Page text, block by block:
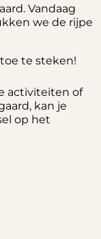
Vandaag
we de rijpe
te steken!
activiteiten of
kan je
op het